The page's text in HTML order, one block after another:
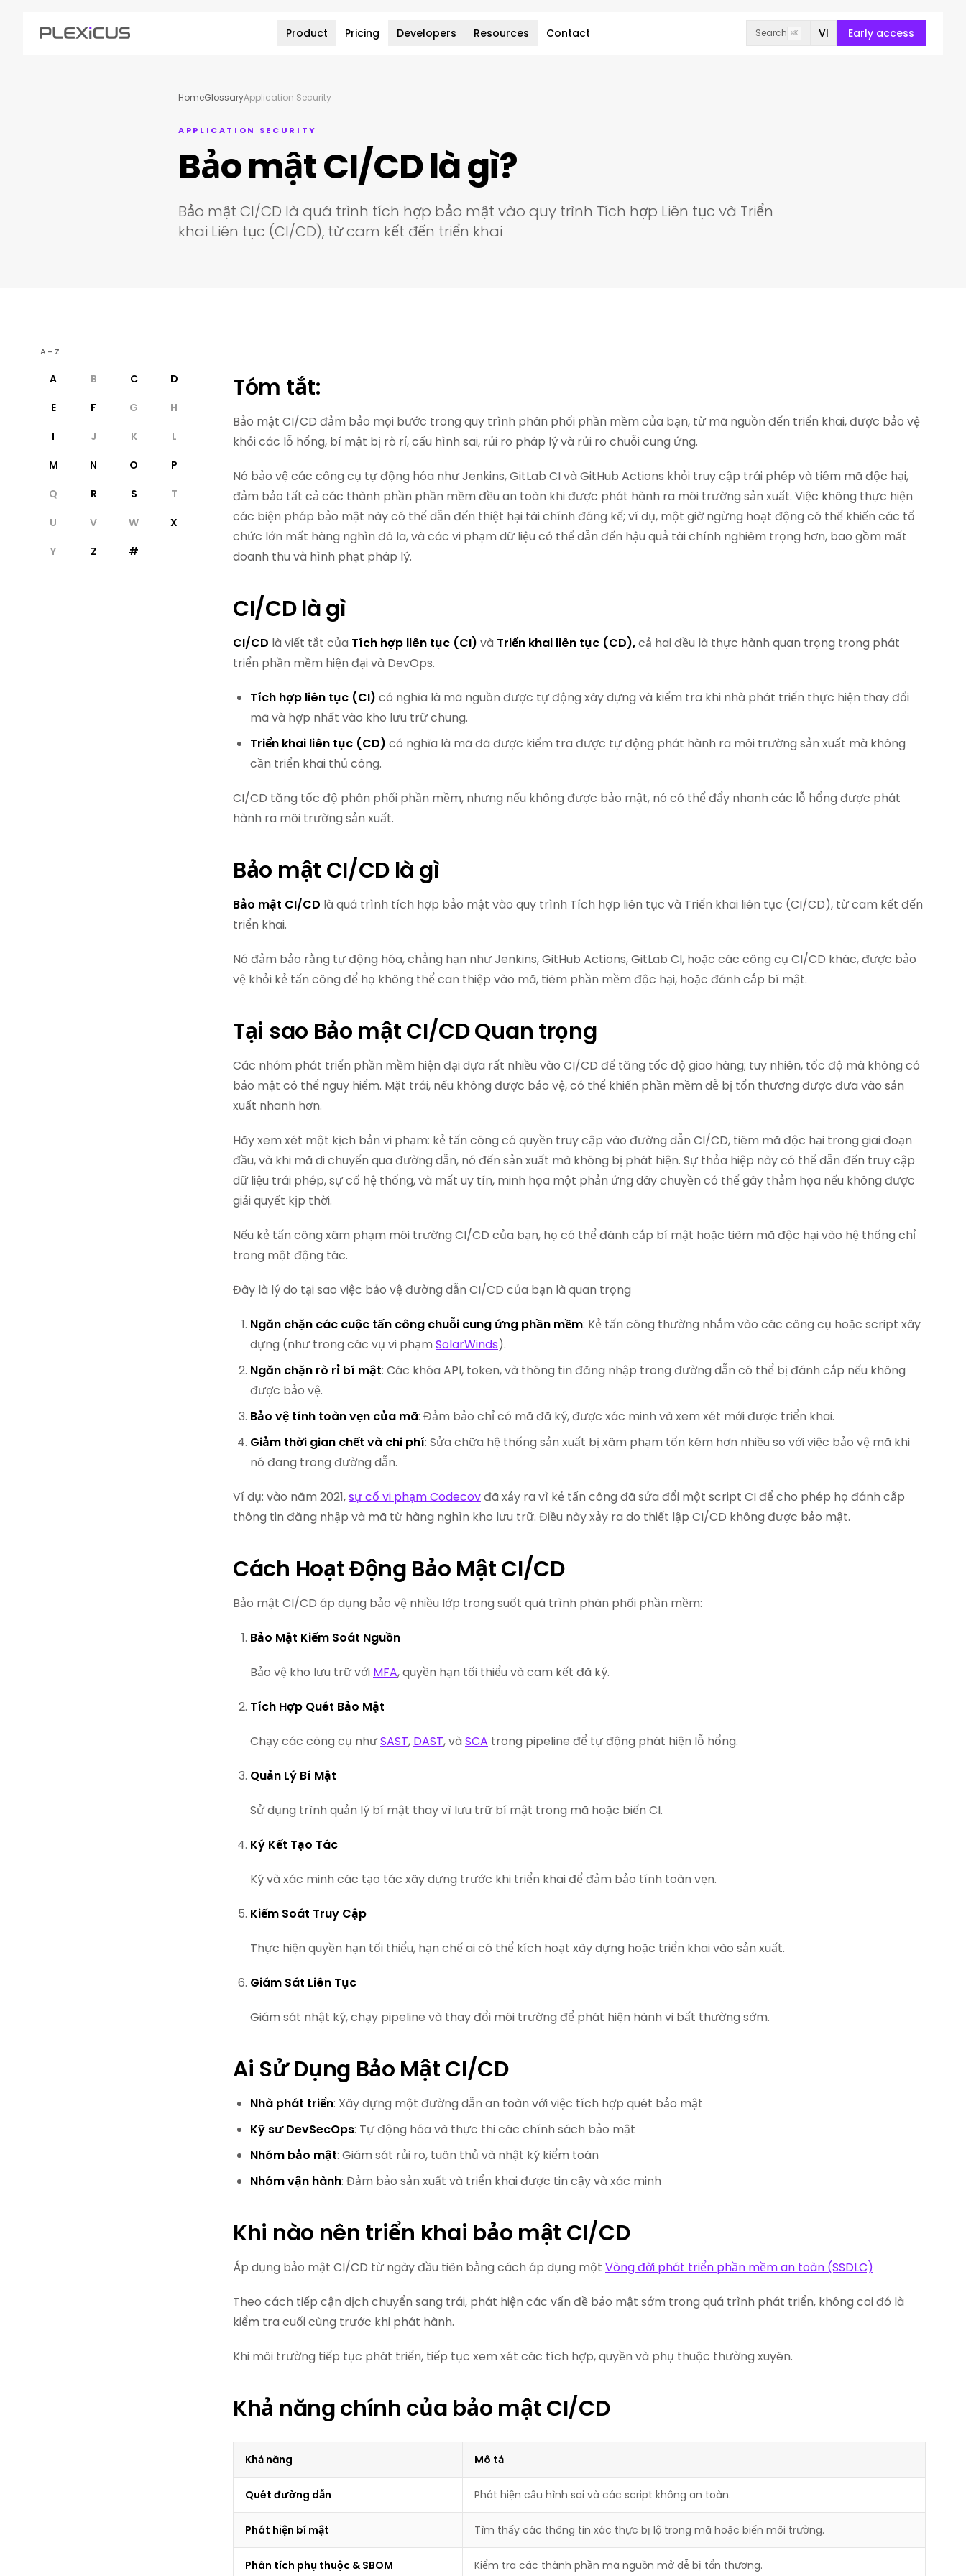
Product Pricing Developers Resources Contact Search ⌘K VI Early access
HomeGlossaryApplication Security
APPLICATION SECURITY
Bảo mật CI/CD là gì?
Bảo mật CI/CD là quá trình tích hợp bảo mật vào quy trình Tích hợp Liên tục và Triển
khai Liên tục (CI/CD), từ cam kết đến triển khai
A–Z
A B C
D
E
F G
H
I
J K
L
M
N O
P
Q
R S
T
U
V W
X
Y
Z #
Tóm tắt:
Bảo mật CI/CD đảm bảo mọi bước trong quy trình phân phối phần mềm của bạn, từ mã nguồn đến triển khai, được bảo vệ
khỏi các lỗ hổng, bí mật bị rò rỉ, cấu hình sai, rủi ro pháp lý và rủi ro chuỗi cung ứng.
Nó bảo vệ các công cụ tự động hóa như Jenkins, GitLab CI và GitHub Actions khỏi truy cập trái phép và tiêm mã độc hại,
đảm bảo tất cả các thành phần phần mềm đều an toàn khi được phát hành ra môi trường sản xuất. Việc không thực hiện
các biện pháp bảo mật này có thể dẫn đến thiệt hại tài chính đáng kể; ví dụ, một giờ ngừng hoạt động có thể khiến các tổ
chức lớn mất hàng nghìn đô la, và các vi phạm dữ liệu có thể dẫn đến hậu quả tài chính nghiêm trọng hơn, bao gồm mất
doanh thu và hình phạt pháp lý.
CI/CD là gì
CI/CD là viết tắt của Tích hợp liên tục (CI) và Triển khai liên tục (CD),cả hai đều là thực hành quan trọng trong phát
triển phần mềm hiện đại và DevOps.
Tích hợp liên tục (CI) có nghĩa là mã nguồn được tự động xây dựng và kiểm tra khi nhà phát triển thực hiện thay đổi
mã và hợp nhất vào kho lưu trữ chung.
Triển khai liên tục (CD) có nghĩa là mã đã được kiểm tra được tự động phát hành ra môi trường sản xuất mà không
cần triển khai thủ công.
CI/CD tăng tốc độ phân phối phần mềm, nhưng nếu không được bảo mật, nó có thể đẩy nhanh các lỗ hổng được phát
hành ra môi trường sản xuất.
Bảo mật CI/CD là gì
Bảo mật CI/CD là quá trình tích hợp bảo mật vào quy trình Tích hợp liên tục và Triển khai liên tục (CI/CD), từ cam kết đến
triển khai.
Nó đảm bảo rằng tự động hóa, chẳng hạn như Jenkins, GitHub Actions, GitLab CI, hoặc các công cụ CI/CD khác, được bảo
vệ khỏi kẻ tấn công để họ không thể can thiệp vào mã, tiêm phần mềm độc hại, hoặc đánh cắp bí mật.
Tại sao Bảo mật CI/CD Quan trọng
Các nhóm phát triển phần mềm hiện đại dựa rất nhiều vào CI/CD để tăng tốc độ giao hàng; tuy nhiên, tốc độ mà không có
bảo mật có thể nguy hiểm. Mặt trái, nếu không được bảo vệ, có thể khiến phần mềm dễ bị tổn thương được đưa vào sản
xuất nhanh hơn.
Hãy xem xét một kịch bản vi phạm: kẻ tấn công có quyền truy cập vào đường dẫn CI/CD, tiêm mã độc hại trong giai đoạn
đầu, và khi mã di chuyển qua đường dẫn, nó đến sản xuất mà không bị phát hiện. Sự thỏa hiệp này có thể dẫn đến truy cập
dữ liệu trái phép, sự cố hệ thống, và mất uy tín, minh họa một phản ứng dây chuyền có thể gây thảm họa nếu không được
giải quyết kịp thời.
Nếu kẻ tấn công xâm phạm môi trường CI/CD của bạn, họ có thể đánh cắp bí mật hoặc tiêm mã độc hại vào hệ thống chỉ
trong một động tác.
Đây là lý do tại sao việc bảo vệ đường dẫn CI/CD của bạn là quan trọng
Ngăn chặn các cuộc tấn công chuỗi cung ứng phần mềm: Kẻ tấn công thường nhắm vào các công cụ hoặc script xây
dựng (như trong các vụ vi phạm SolarWinds).
Ngăn chặn rò rỉ bí mật: Các khóa API, token, và thông tin đăng nhập trong đường dẫn có thể bị đánh cắp nếu không
được bảo vệ.
Bảo vệ tính toàn vẹn của mã: Đảm bảo chỉ có mã đã ký, được xác minh và xem xét mới được triển khai.
Giảm thời gian chết và chi phí: Sửa chữa hệ thống sản xuất bị xâm phạm tốn kém hơn nhiều so với việc bảo vệ mã khi
nó đang trong đường dẫn.
Ví dụ: vào năm 2021,sự cố vi phạm Codecovđã xảy ra vì kẻ tấn công đã sửa đổi một script CI để cho phép họ đánh cắp
thông tin đăng nhập và mã từ hàng nghìn kho lưu trữ. Điều này xảy ra do thiết lập CI/CD không được bảo mật.
Cách Hoạt Động Bảo Mật CI/CD
Bảo mật CI/CD áp dụng bảo vệ nhiều lớp trong suốt quá trình phân phối phần mềm:
Bảo Mật Kiểm Soát Nguồn
Bảo vệ kho lưu trữ với MFA, quyền hạn tối thiểu và cam kết đã ký.
Tích Hợp Quét Bảo Mật
Chạy các công cụ nhưSAST, DAST, và SCA trong pipeline để tự động phát hiện lỗ hổng.
Quản Lý Bí Mật
Sử dụng trình quản lý bí mật thay vì lưu trữ bí mật trong mã hoặc biến CI.
Ký Kết Tạo Tác
Ký và xác minh các tạo tác xây dựng trước khi triển khai để đảm bảo tính toàn vẹn.
Kiểm Soát Truy Cập
Thực hiện quyền hạn tối thiểu, hạn chế ai có thể kích hoạt xây dựng hoặc triển khai vào sản xuất.
Giám Sát Liên Tục
Giám sát nhật ký, chạy pipeline và thay đổi môi trường để phát hiện hành vi bất thường sớm.
Ai Sử Dụng Bảo Mật CI/CD
Nhà phát triển: Xây dựng một đường dẫn an toàn với việc tích hợp quét bảo mật
Kỹ sư DevSecOps: Tự động hóa và thực thi các chính sách bảo mật
Nhóm bảo mật: Giám sát rủi ro, tuân thủ và nhật ký kiểm toán
Nhóm vận hành: Đảm bảo sản xuất và triển khai được tin cậy và xác minh
Khi nào nên triển khai bảo mật CI/CD
Áp dụng bảo mật CI/CD từ ngày đầu tiên bằng cách áp dụng một Vòng đời phát triển phần mềm an toàn (SSDLC)
Theo cách tiếp cận dịch chuyển sang trái, phát hiện các vấn đề bảo mật sớm trong quá trình phát triển, không coi đó là
kiểm tra cuối cùng trước khi phát hành.
Khi môi trường tiếp tục phát triển, tiếp tục xem xét các tích hợp, quyền và phụ thuộc thường xuyên.
Khả năng chính của bảo mật CI/CD
Khả năng Mô tả
Quét đường dẫn Phát hiện cấu hình sai và các script không an toàn.
Phát hiện bí mật Tìm thấy các thông tin xác thực bị lộ trong mã hoặc biến môi trường.
Phân tích phụ thuộc & SBOM Kiểm tra các thành phần mã nguồn mở dễ bị tổn thương.